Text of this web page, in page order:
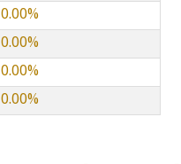
0.00%
0.00%
0.00%
0.00%